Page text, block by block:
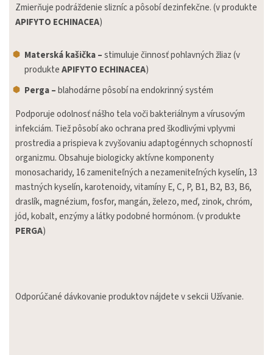
Zmierňuje podráždenie slizníc a pôsobí dezinfekčne. (v produkte
APIFYTO ECHINACEA)
Materská kašička –stimuluje činnosť pohlavných žliaz (v
produkteAPIFYTO ECHINACEA)
Perga –blahodárne pôsobí na endokrinný systém
Podporuje odolnosť nášho tela voči bakteriálnym a vírusovým
infekciám. Tiež pôsobí ako ochrana pred škodlivými vplyvmi
prostredia a prispieva k zvyšovaniu adaptogénnych schopností
organizmu. Obsahuje biologicky aktívne komponenty
monosacharidy, 16 zameniteľných a nezameniteľných kyselín, 13
mastných kyselín, karotenoidy, vitamíny E, C, P, B1, B2, B3, B6,
draslík, magnézium, fosfor, mangán, železo, meď, zinok, chróm,
jód, kobalt, enzýmy a látky podobné hormónom. (v produkte
PERGA)
Odporúčané dávkovanie produktov nájdete v sekcii Užívanie.